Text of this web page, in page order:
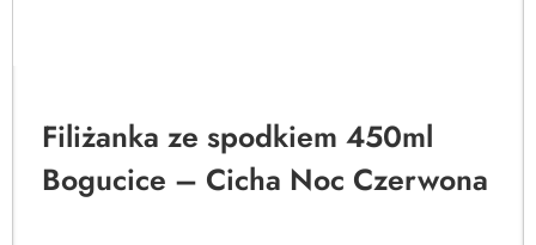
Filiżanka ze spodkiem 450ml
Bogucice – Cicha Noc Czerwona